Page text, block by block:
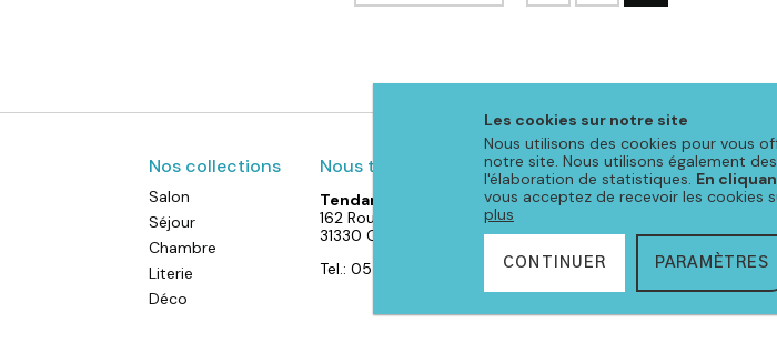
Les cookies sur notre site
Nous utilisons des cookies pour vous
notre site. Nous utilisons également
l'élaboration de statistiques. En
vous acceptez de recevoir les cookies
plus
CONTINUER PARAMÈTRES
Nos collections
Salon
Séjour
Chambre
Literie
Déco
Nous trouver
Tendances Intérieur
162 Route de Toulouse
31330 Grenade
Tel.: 05 61 82 61 55
Nous sommes aussi sur
les réseaux